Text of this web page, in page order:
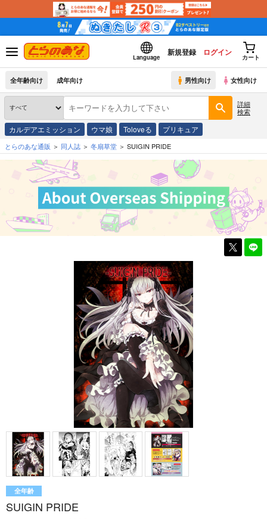
Language
新規登録 ログイン
カート
全年齢向け 成年向け 男性向け 女性向け
詳細
検索
カルデアエミッション ウマ娘 Toloveる プリキュア
とらのあな通販 同人誌 冬扇草堂 SUIGIN PRIDE
全年齢
SUIGIN PRIDE